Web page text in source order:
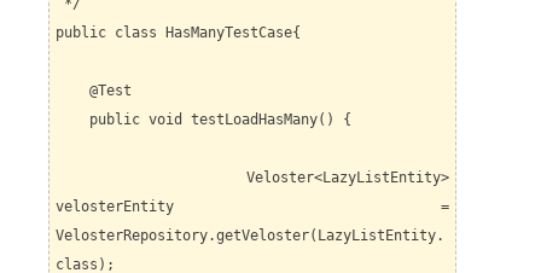
*/
public class HasManyTestCase{
@Test
public void testLoadHasMany() {
Veloster<LazyListEntity>
velosterEntity =
VelosterRepository.getVeloster(LazyListEntity.
class);